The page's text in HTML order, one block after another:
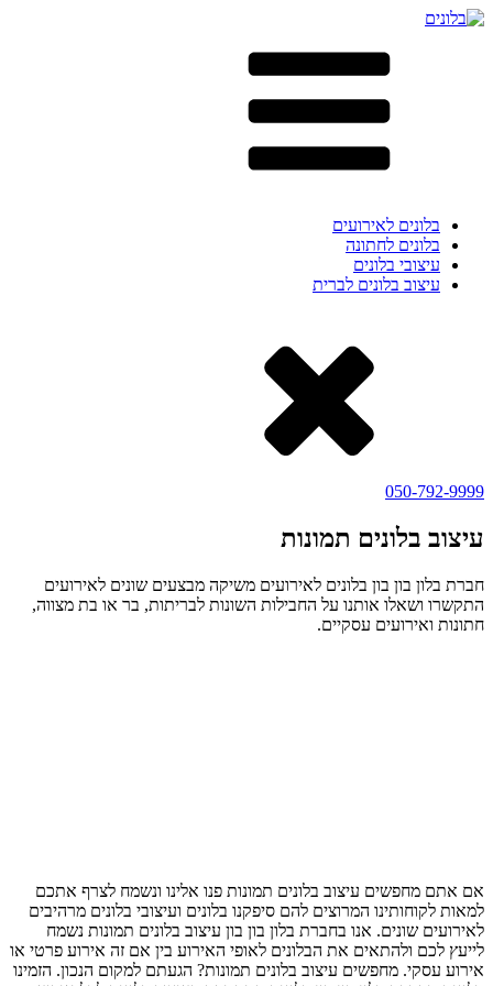
בלונים לאירועים
בלונים לחתונה
עיצובי בלונים
עיצוב בלונים לברית
050-792-9999
עיצוב בלונים תמונות
חברת בלון בון בון בלונים לאירועים משיקה מבצעים שונים לאירועים
התקשרו ושאלו אותנו על החבילות השונות לבריתות, בר או בת מצווה,
חתונות ואירועים עסקיים.
אם אתם מחפשים עיצוב בלונים תמונות פנו אלינו ונשמח לצרף אתכם
למאות לקוחותינו המרוצים להם סיפקנו בלונים ועיצובי בלונים מרהיבים
לאירועים שונים. אנו בחברת בלון בון בון עיצוב בלונים תמונות נשמח
לייעץ לכם ולהתאים את הבלונים לאופי האירוע בין אם זה אירוע פרטי או
אירוע עסקי. מחפשים עיצוב בלונים תמונות? הגעתם למקום הנכון. הזמינו